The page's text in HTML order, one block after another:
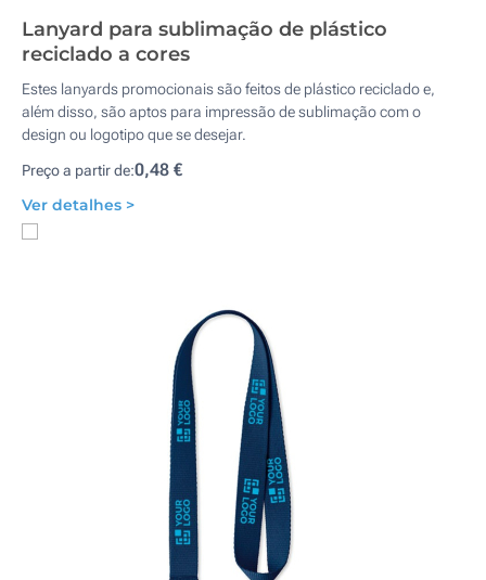
Lanyard para sublimação de plástico
reciclado a cores
Estes lanyards promocionais são feitos de plástico reciclado e,
além disso, são aptos para impressão de sublimação com o
design ou logotipo que se desejar.
Preço a partir de:0,48 €
Ver detalhes >